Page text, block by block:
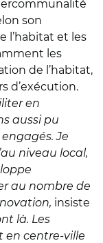
son
l’habitat et les
les
de l’habitat,
d’exécution.
en
aussi pu
Je
niveau local,
au nombre de
insiste
là. Les
en centre-ville